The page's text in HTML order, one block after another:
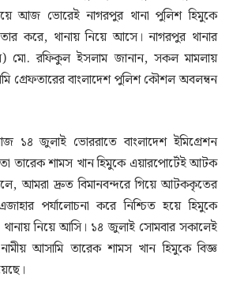
আজ ভোরেই নাগরপুর থানা পুলিশ হিমুকে
করে, থানায় নিয়ে আসে। নাগরপুর থানার
মো. রফিকুল ইসলাম জানান, সকল মামলায়
গ্রেফতারের বাংলাদেশ পুলিশ কৌশল অবলম্বন
১৪ জুলাই ভোররাতে বাংলাদেশ ইমিগ্রেশন
তারেক শামস খান হিমুকে এয়ারপোর্টেই আটক
আমরা দ্রুত বিমানবন্দরে গিয়ে আটককৃতের
পর্যালোচনা করে নিশ্চিত হয়ে হিমুকে
নিয়ে আসি। ১৪ জুলাই সোমবার সকালেই
আসামি তারেক শামস খান হিমুকে বিজ্ঞ